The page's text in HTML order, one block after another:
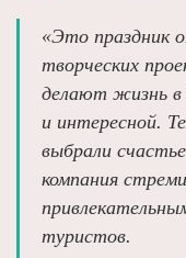
«Это праздник
творческих
делают жизнь в
и интересной.
выбрали
компания
туристов.